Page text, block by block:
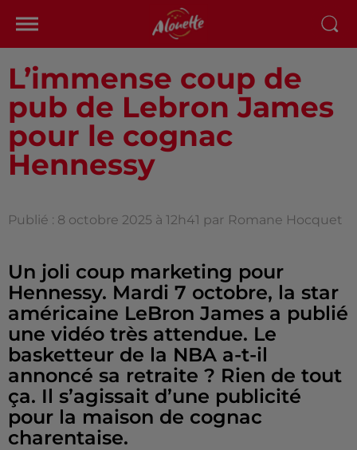
L’immense coup de
pub de Lebron James
pour le cognac
Hennessy
Publié : 8 octobre 2025 à 12h41 par Romane Hocquet
Un joli coup marketing pour
Hennessy. Mardi 7 octobre, la star
américaine LeBron James a publié
une vidéo très attendue. Le
basketteur de la NBA a-t-il
annoncé sa retraite ? Rien de tout
ça. Il s’agissait d’une publicité
pour la maison de cognac
charentaise.